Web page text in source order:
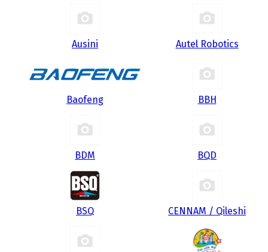
Ausini Autel Robotics
Baofeng BBH
BDM BQD
BSQ CENNAM / Qileshi